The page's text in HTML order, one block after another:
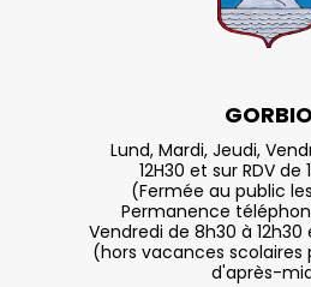
GORBIO
Lund, Mardi, Jeudi,
12H30 et sur RDV de
(Fermée au public
Permanence
Vendredi de 8h30 à 12h30
(hors vacances scolaires
d'après-